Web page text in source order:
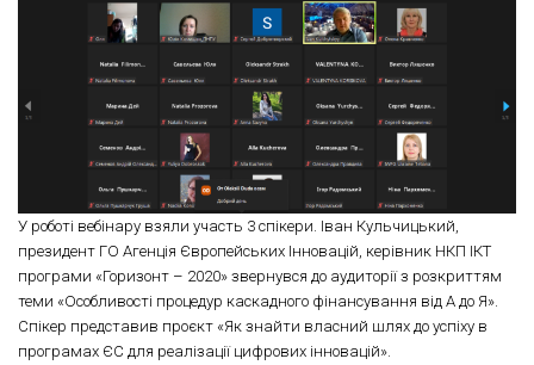
У роботі вебінару взяли участь 3 спікери. Іван Кульчицький,
президент ГО Агенція Європейських Інновацій, керівник НКП ІКТ
програми «Горизонт – 2020» звернувся до аудиторії з розкриттям
теми «Особливості процедур каскадного фінансування від А до Я».
Спікер представив проєкт «Як знайти власний шлях до успіху в
програмах ЄС для реалізації цифрових інновацій».